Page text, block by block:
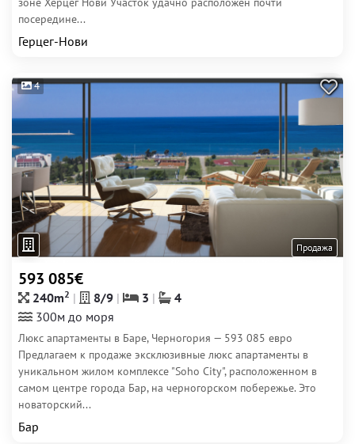
посередине...
Герцег-Нови
4
Продажа
593 085€
240m2 8/9 3
4
300м до моря
Люкс апартаменты в Баре, Черногория — 593 085 евро
Предлагаем к продаже эксклюзивные люкс апартаменты в
уникальном жилом комплексе "Soho City", расположенном в
самом центре города Бар, на черногорском побережье. Это
новаторский...
Бар